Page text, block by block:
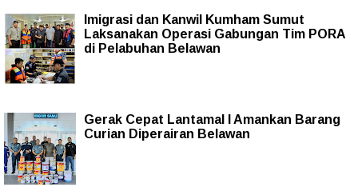
Imigrasi dan Kanwil Kumham Sumut
Laksanakan Operasi Gabungan Tim PORA
di Pelabuhan Belawan
Gerak Cepat Lantamal I Amankan Barang
Curian Diperairan Belawan